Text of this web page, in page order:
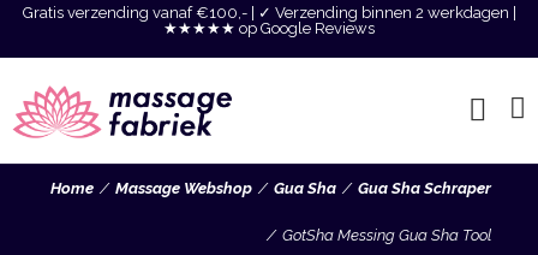
Gratis verzending vanaf €100,- | ✓ Verzending binnen 2 werkdagen |
★★★★★ op Google Reviews
Home Massage Webshop Gua Sha Gua Sha Schraper
GotSha Messing Gua Sha Tool